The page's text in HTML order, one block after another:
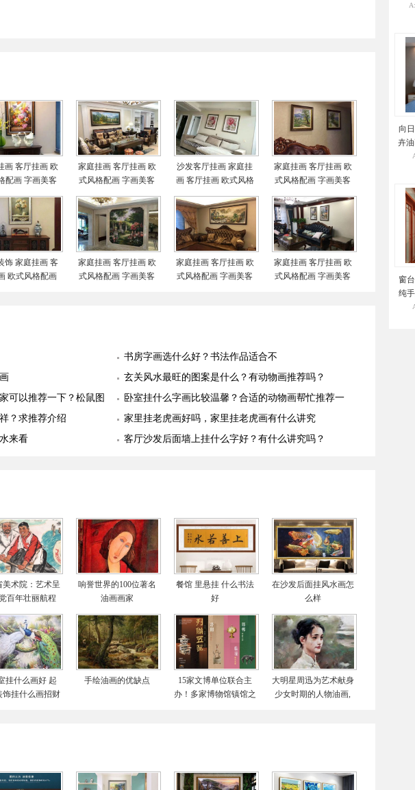
画 客厅挂画 欧
配画 字画美客
家庭挂画 客厅挂画 欧
式风格配画 字画美客
沙发客厅挂画 家庭挂
画 客厅挂画 欧式风格
作品安装实际图
家庭挂画 客厅挂画 欧
式风格配画 字画美客
饰 家庭挂画 客
欧式风格配画
家庭挂画 客厅挂画 欧
式风格配画 字画美客
家庭挂画 客厅挂画 欧
式风格配画 字画美客
家庭挂画 客厅挂画 欧
式风格配画 字画美客
书房字画选什么好？书法作品适合不
玄关风水最旺的图案是什么？有动物画推荐吗？
可以推荐一下？松鼠图
卧室挂什么字画比较温馨？合适的动物画帮忙推荐一
幅
？求推荐介绍
家里挂老虎画好吗，家里挂老虎画有什么讲究
来看
客厅沙发后面墙上挂什么字好？有什么讲究吗？
美术院：艺术呈
百年壮丽航程
响誉世界的100位著名
油画画家
餐馆 里悬挂 什么书法
好
在沙发后面挂风水画怎
么样
挂什么画好 起
饰挂什么画招财
手绘油画的优缺点
15家文博单位联合主
办！多家博物馆镇馆之
大明星周迅为艺术献身
少女时期的人物油画,
向
卉
窗
纯
实